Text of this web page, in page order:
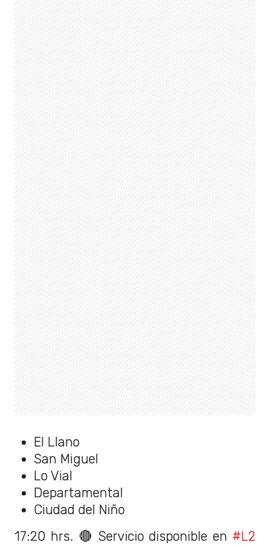
El Llano
San Miguel
Lo Vial
Departamental
Ciudad del Niño
17:20 hrs. 🔴 Servicio disponible en #L2